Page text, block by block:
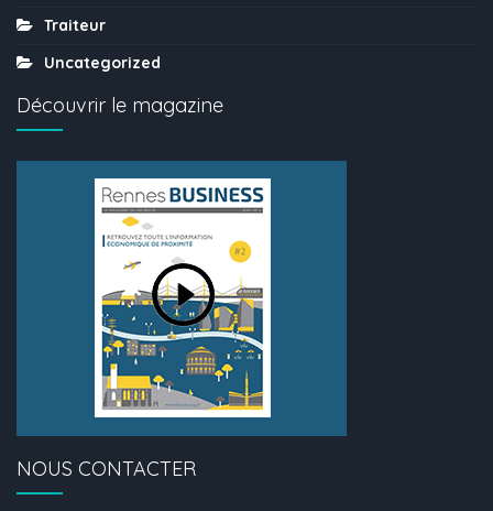
Traiteur
Uncategorized
Découvrir le magazine
NOUS CONTACTER